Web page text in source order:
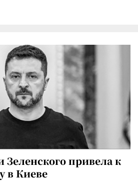
Зеленского привела к
в Киеве